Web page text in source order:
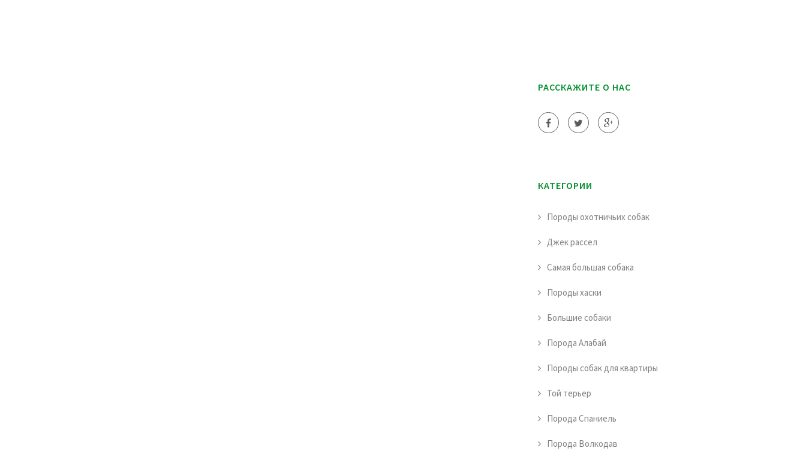
РАССКАЖИТЕ О НАС
КАТЕГОРИИ
Породы охотничьих собак
Джек рассел
Самая большая собака
Породы хаски
Большие собаки
Порода Алабай
Породы собак для квартиры
Той терьер
Порода Спаниель
Порода Волкодав